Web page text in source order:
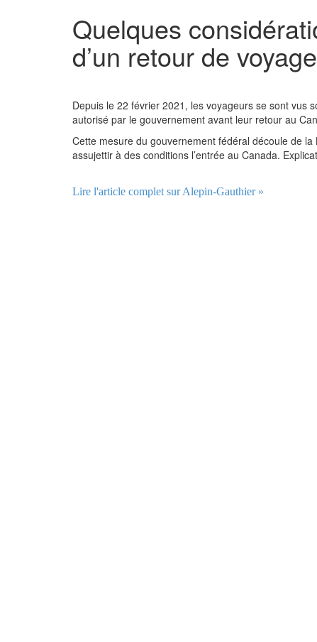
Quelques
d’un retour de
Depuis le 22 février 2021, les voyageurs se sont vus
autorisé par le gouvernement avant leur retour au
Cette mesure du gouvernement fédéral découle de
assujettir à des conditions l’entrée au Canada.
Lire l'article complet sur Alepin-Gauthier »